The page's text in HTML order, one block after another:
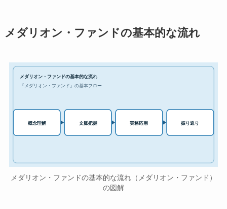
メダリオン・ファンドの基本的な流れ
メダリオン・ファンドの基本的な流れ
『メダリオン・ファンド』の基本フロー
概念理解 文脈把握 実務応用 振り返り
メダリオン・ファンドの基本的な流れ（メダリオン・ファンド）
の図解